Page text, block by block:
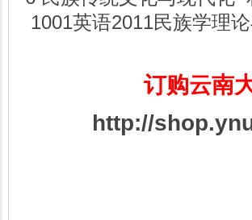
1001英语2011民族学理
订购云南
http://